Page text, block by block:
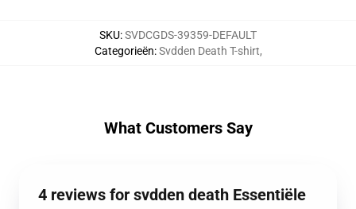
SKU:SVDCGDS-39359-DEFAULT
Categorieën:Svdden Death T-shirt,
What Customers Say
4 reviews for svdden death Essentiële